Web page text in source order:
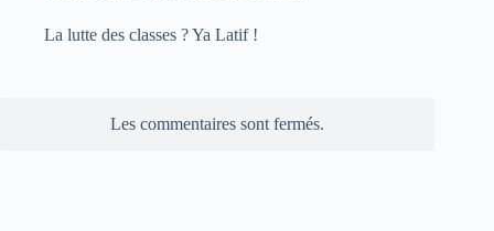
La lutte des classes ? Ya Latif !
Les commentaires sont fermés.